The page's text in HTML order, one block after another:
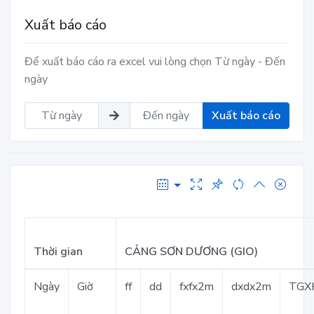
Xuất báo cáo
Để xuất báo cáo ra excel vui lòng chọn Từ ngày - Đến
ngày
Xuất báo cáo
Thời gian CẢNG SƠN DƯƠNG (GIO)
Ngày Giờ ff dd fxfx2m dxdx2m